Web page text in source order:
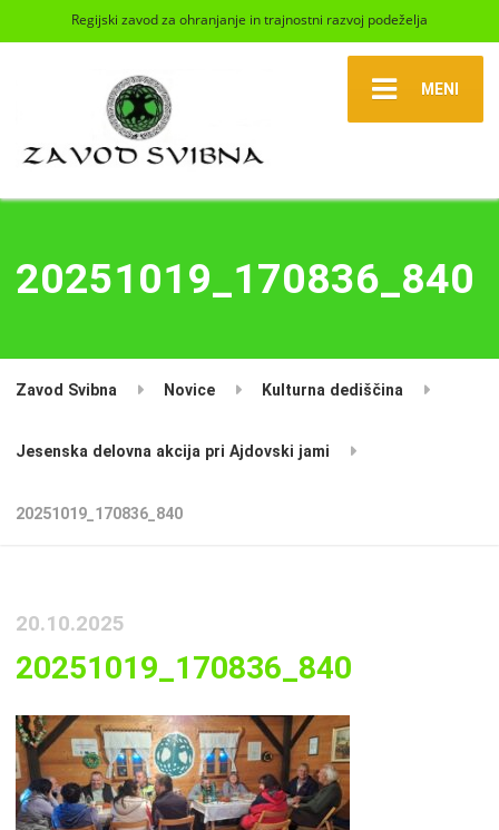
Regijski zavod za ohranjanje in trajnostni razvoj podeželja
MENI
20251019_170836_840
Zavod Svibna Novice Kulturna dediščina
Jesenska delovna akcija pri Ajdovski jami
20251019_170836_840
20.10.2025
20251019_170836_840